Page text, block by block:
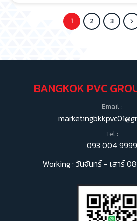
1 2 3
BANGKOK PVC
Email :
Tel :
093 004 9999
Working : วันจันทร์ - เสาร์